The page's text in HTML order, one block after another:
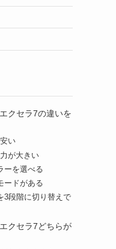
クセラ7の違いを
い
が大きい
ーを選べる
ードがある
3段階に切り替えで
クセラ7どちらが